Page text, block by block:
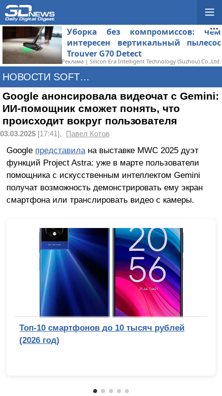
Уборка без компромиссов: чем
интересен вертикальный пылесос
Trouver G70 Detect
Реклама | Silicon Era Intelligent Technology (Suzhou) Co.,Ltd.
НОВОСТИ SOFTWARE
Google анонсировала видеочат с Gemini:
ИИ-помощник сможет понять, что
происходит вокруг пользователя
03.03.2025 [17:41], Павел Котов
Google представилана выставке MWC 2025 дуэт
функций Project Astra: уже в марте пользователи
помощника с искусственным интеллектом Gemini
получат возможность демонстрировать ему экран
смартфона или транслировать видео с камеры.
Топ-10 смартфонов до 10 тысяч рублей
(2026 год)